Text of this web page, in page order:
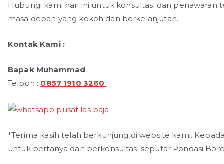
Hubungi kami hari ini untuk konsultasi dan
masa depan yang kokoh dan berkelanjutan.
Kontak Kami :
Bapak Muhammad
Telpon : 0857 1910 3260
*Terima kasih telah berkunjung di website kami.
untuk bertanya dan berkonsultasi seputar Pondasi